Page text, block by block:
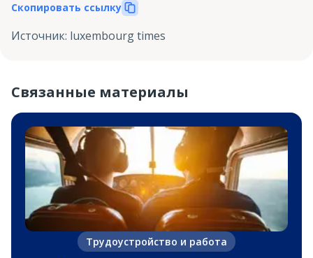
Скопировать ссылку
Источник: luxembourg times
Связанные материалы
Трудоустройство и работа